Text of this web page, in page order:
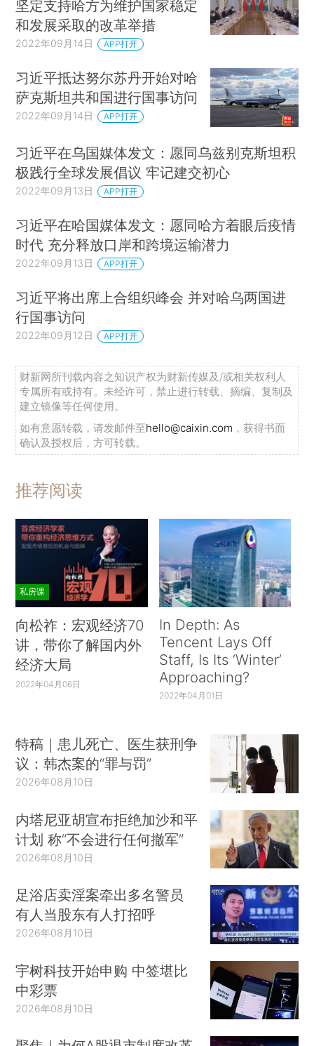
坚定支持哈方为维护国家稳定
和发展采取的改革举措
2022年09月14日 APP打开
习近平抵达努尔苏丹开始对哈
萨克斯坦共和国进行国事访问
2022年09月14日 APP打开
习近平在乌国媒体发文：愿同乌兹别克斯坦积
极践行全球发展倡议 牢记建交初心
2022年09月13日 APP打开
习近平在哈国媒体发文：愿同哈方着眼后疫情
时代 充分释放口岸和跨境运输潜力
2022年09月13日 APP打开
习近平将出席上合组织峰会 并对哈乌两国进
行国事访问
2022年09月12日 APP打开
财新网所刊载内容之知识产权为财新传媒及/或相关权利人
专属所有或持有。未经许可，禁止进行转载、摘编、复制及
建立镜像等任何使用。
如有意愿转载，请发邮件至hello@caixin.com ，获得书面
确认及授权后，方可转载。
推荐阅读
私房课
向松祚：宏观经济70
讲，带你了解国内外
经济大局
2022年04月06日
In Depth: As
Tencent Lays Off
Staff, Is Its ‘Winter’
Approaching?
2022年04月01日
特稿｜患儿死亡、医生获刑争
议：韩杰案的“罪与罚”
2026年08月10日
内塔尼亚胡宣布拒绝加沙和平
计划 称“不会进行任何撤军”
2026年08月10日
足浴店卖淫案牵出多名警员
有人当股东有人打招呼
2026年08月10日
宇树科技开始申购 中签堪比
中彩票
2026年08月10日